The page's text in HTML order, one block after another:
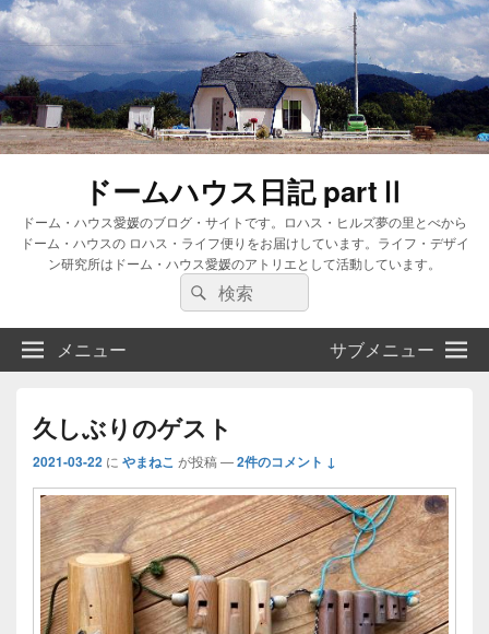
ドームハウス日記 partⅡ
ドーム・ハウス愛媛のブログ・サイトです。ロハス・ヒルズ夢の里とべから
ドーム・ハウスの ロハス・ライフ便りをお届けしています。ライフ・デザイ
ン研究所はドーム・ハウス愛媛のアトリエとして活動しています。
検
索:
検
索
メニュー サブメニュー
久しぶりのゲスト
2021-03-22 に やまねこ が投稿 —2件のコメント ↓